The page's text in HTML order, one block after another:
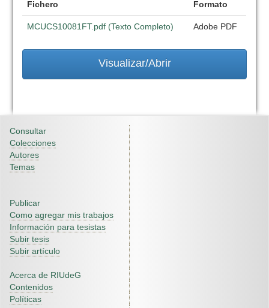
Fichero Formato
MCUCS10081FT.pdf (Texto Completo) Adobe PDF
Visualizar/Abrir
Consultar
Colecciones
Autores
Temas
Publicar
Como agregar mis trabajos
Información para tesistas
Subir tesis
Subir artículo
Acerca de RIUdeG
Contenidos
Políticas